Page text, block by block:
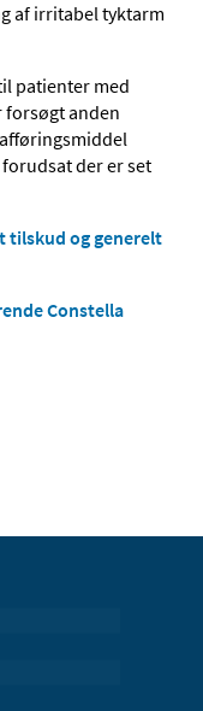
af irritabel tyktarm
patienter med
anden
der er set
tilskud og generelt
Constella